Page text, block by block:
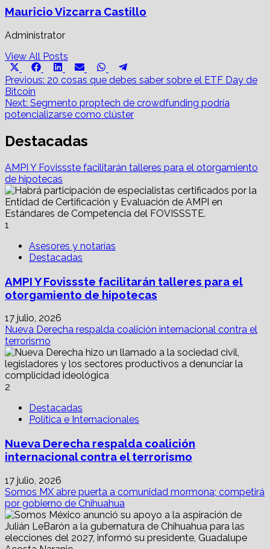
Mauricio Vizcarra Castillo
Administrator
View All Posts
Share
on
(Twitter)
Share
on
Facebook
Share
on
LinkedIn
Share
on
Email
Share
on
WhatsApp
on
Post
navigation
Previous: 20 cosas que debes saber sobre el ETF Day de
Bitcoin
Next: Segmento proptech de crowdfunding podría
potencializarse como clúster
Destacadas
AMPI Y Fovissste facilitarán talleres para el otorgamiento
de hipotecas
1
Asesores y notarías
Destacadas
AMPI Y Fovissste facilitarán talleres para el
otorgamiento de hipotecas
17 julio, 2026
Nueva Derecha respalda coalición internacional contra el
terrorismo
2
Destacadas
Política e Internacionales
Nueva Derecha respalda coalición
internacional contra el terrorismo
17 julio, 2026
Somos MX abre puerta a comunidad mormona; competirá
por gobierno de Chihuahua